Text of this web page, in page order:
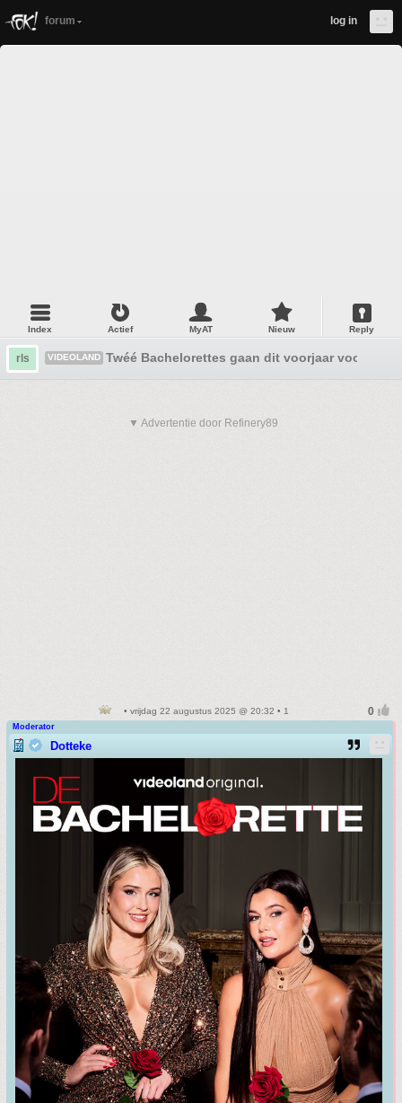
forum log in
Index Actief MyAT Nieuw Reply
rls VIDEOLAND Twéé Bachelorettes gaan dit voorjaar voor de
▼ Advertentie door Refinery89
• vrijdag 22 augustus 2025 @ 20:32 • 1
Moderator
Dotteke